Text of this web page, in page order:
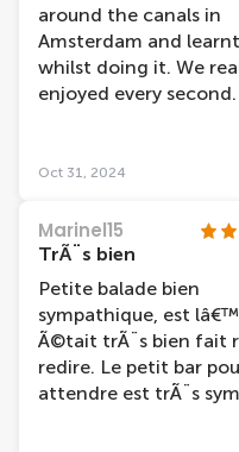
around the canals in
Amsterdam and
whilst doing it. We
enjoyed every second.
also very
Oct 31, 2024
Marinel15
TrÃ¨s bien
Petite balade bien
sympathique, est
Ã©tait trÃ¨s bien fait
redire. Le petit bar
attendre est trÃ¨s